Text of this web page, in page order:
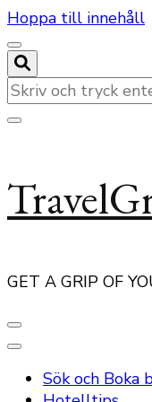
Hoppa till innehåll
Letar
du
efter
GET A GRIP OF
Sök och Boka